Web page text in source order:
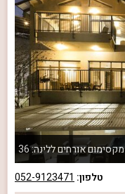
מקסימום אורחים ללינה: 36
טלפון: 052-9123471